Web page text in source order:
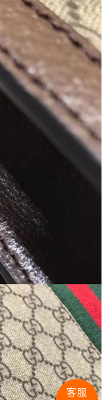
客服